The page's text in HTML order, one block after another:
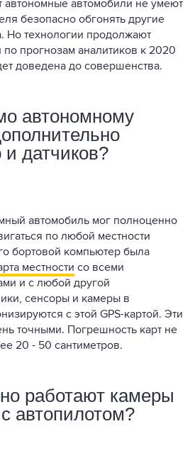
автономные автомобили не умеют
безопасно обгонять другие
Но технологии продолжают
прогнозам аналитиков к 2020
доведена до совершенства.
автономному
датчиков?
автомобиль мог полноценно
по любой местности
бортовой компьютер была
местности со всеми
и с любой другой
сенсоры и камеры в
с этой GPS-картой. Эти
точными. Погрешность карт не
20 - 50 сантиметров.
работают камеры
автопилотом?